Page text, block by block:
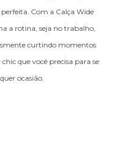
Com a Calça Wide
a rotina, seja no trabalho,
curtindo momentos
que você precisa para se
ocasião.